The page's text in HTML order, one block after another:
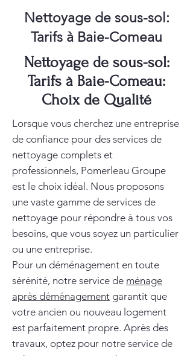
Nettoyage de sous-sol:
Tarifs à Baie-Comeau
Nettoyage de sous-sol:
Tarifs à Baie-Comeau:
Choix de Qualité
Lorsque vous cherchez une entreprise
de confiance pour des services de
nettoyage complets et
professionnels, Pomerleau Groupe
est le choix idéal. Nous proposons
une vaste gamme de services de
nettoyage pour répondre à tous vos
besoins, que vous soyez un particulier
ou une entreprise.
Pour un déménagement en toute
sérénité, notre service de ménage
après déménagement garantit que
votre ancien ou nouveau logement
est parfaitement propre. Après des
travaux, optez pour notre service de